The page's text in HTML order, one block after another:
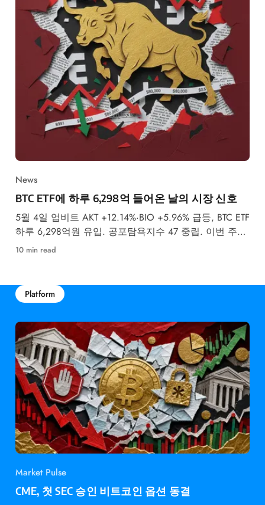
News
BTC ETF에 하루 6,298억 들어온 날의 시장 신호
5월 4일 업비트 AKT +12.14%·BIO +5.96% 급등, BTC ETF
하루 6,298억원 유입. 공포탐욕지수 47 중립. 이번 주
FOMC 금리 결정이 최대 변수입니다.
10 min read
Platform
Market Pulse
CME, 첫 SEC 승인 비트코인 옵션 동결